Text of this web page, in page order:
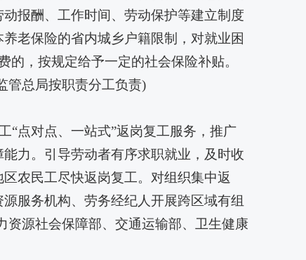
报酬、工作时间、劳动保护等建立制度
老保险的省内城乡户籍限制，对就业困
，按规定给予一定的社会保险补贴。
管总局按职责分工负责)
“点对点、一站式”返岗复工服务，推广
力。引导劳动者有序求职就业，及时收
农民工尽快返岗复工。对组织集中返
服务机构、劳务经纪人开展跨区域有组
源社会保障部、交通运输部、卫生健康